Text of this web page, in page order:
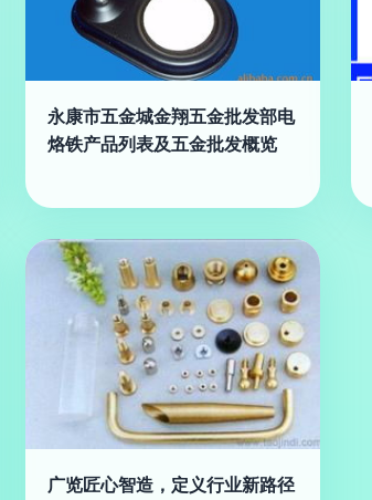
永康市五金城金翔五金批发部电
烙铁产品列表及五金批发概览
广览匠心智造，定义行业新路径